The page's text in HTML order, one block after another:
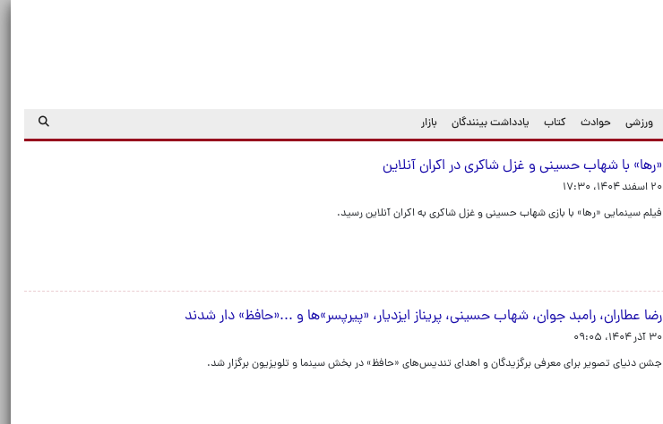
ورزشی حوادث کتاب یادداشت بینندگان بازار
«رها» با شهاب حسینی و غزل شاکری در اکران آنلاین
۲۰ اسفند ۱۴۰۴، ۱۷:۳۰
فیلم سینمایی «رها» با بازی شهاب حسینی و غزل شاکری به اکران آنلاین رسید.
رضا عطاران، رامبد جوان، شهاب حسینی، پریناز ایزدیار، «پیرپسر»ها و ...«حافظ» دار شدند
۳۰ آذر ۱۴۰۴، ۰۹:۰۵
جشن دنیای تصویر برای معرفی برگزیدگان و اهدای تندیس‌های «حافظ» در بخش سینما و تلویزیون برگزار شد.